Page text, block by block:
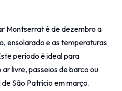
Montserrat é de dezembro a
ensolarado e as temperaturas
período é ideal para
livre, passeios de barco ou
São Patrício em março.